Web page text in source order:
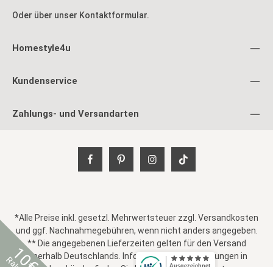
Oder über unser Kontaktformular.
Homestyle4u
Kundenservice
Zahlungs- und Versandarten
10€
*Alle Preise inkl. gesetzl. Mehrwertsteuer zzgl. Versandkosten
und ggf. Nachnahmegebühren, wenn nicht anders angegeben.
** Die angegebenen Lieferzeiten gelten für den Versand
innerhalb Deutschlands. Informationen zu Lieferungen in